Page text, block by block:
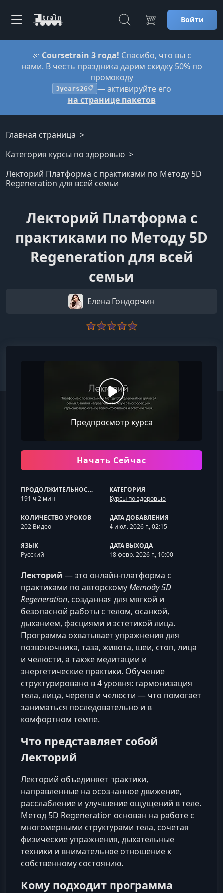
Войти
🎉 Coursetrain 3 года! Спасибо, что вы с
нами. В честь праздника дарим скидку 50% по
промокоду
3years26📋 — активируйте его
на странице пакетов
Главная страница
Категория курсы по здоровью
Лекторий Платформа с практиками по Методу 5D
Regeneration для всей семьи
Лекторий Платформа с
практиками по Методу 5D
Regeneration для всей
семьи
Елена Гондорчин
Предпросмотр курса
Начать Сейчас
ПРОДОЛЖИТЕЛЬНОСТЬ
191 ч 2 мин
КАТЕГОРИЯ
Курсы по здоровью
КОЛИЧЕСТВО УРОКОВ
202 Видео
ДАТА ДОБАВЛЕНИЯ
4 июл. 2026 г., 02:15
ЯЗЫК
Русский
ДАТА ВЫХОДА
18 февр. 2026 г., 10:00
Лекторий — это онлайн‑платформа с
практиками по авторскомуМетоду 5D
Regeneration, созданная для мягкой и
безопасной работы с телом, осанкой,
дыханием, фасциями и эстетикой лица.
Программа охватывает упражнения для
позвоночника, таза, живота, шеи, стоп, лица
и челюсти, а также медитации и
энергетические практики. Обучение
структурировано в 4 уровня: гармонизация
тела, лица, черепа и челюсти — что помогает
заниматься последовательно и в
комфортном темпе.
Что представляет собой
Лекторий
Лекторий объединяет практики,
направленные на осознанное движение,
расслабление и улучшение ощущений в теле.
Метод 5D Regeneration основан на работе с
многомерными структурами тела, сочетая
физические упражнения, дыхательные
техники и внимательное отношение к
собственному состоянию.
Кому подходит программа